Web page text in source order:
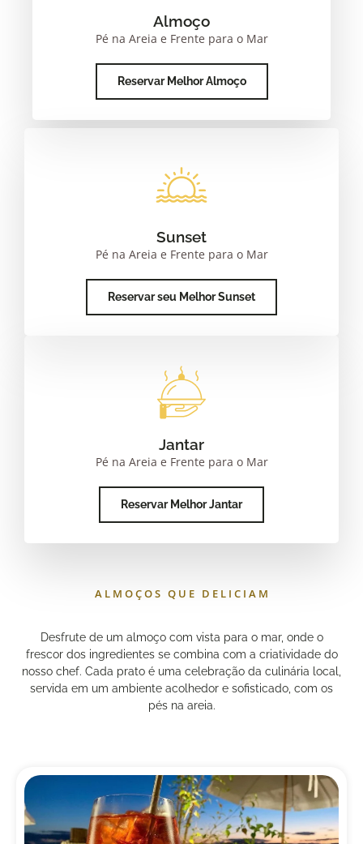
Almoço
Pé na Areia e Frente para o Mar
Reservar Melhor Almoço
Sunset
Pé na Areia e Frente para o Mar
Reservar seu Melhor Sunset
Jantar
Pé na Areia e Frente para o Mar
Reservar Melhor Jantar
ALMOÇOS QUE DELICIAM
Desfrute de um almoço com vista para o mar, onde o
frescor dos ingredientes se combina com a criatividade do
nosso chef. Cada prato é uma celebração da culinária local,
servida em um ambiente acolhedor e sofisticado, com os
pés na areia.